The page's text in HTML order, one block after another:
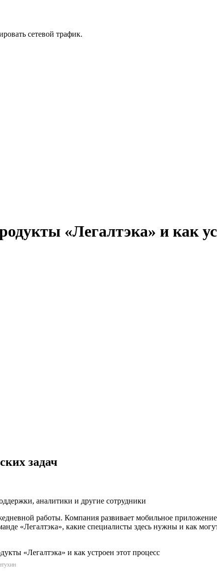
сетевой трафик.
«Легалтэка» и как
задач
аналитики и другие сотрудники
работы. Компания развивает мобильное
«Легалтэка», какие специалисты здесь нужны и как